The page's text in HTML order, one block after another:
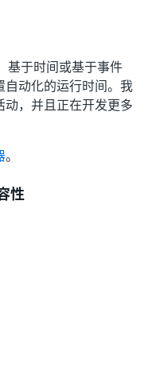
基于时间或基于事件
动化的运行时间。我
，并且正在开发更多
。
性